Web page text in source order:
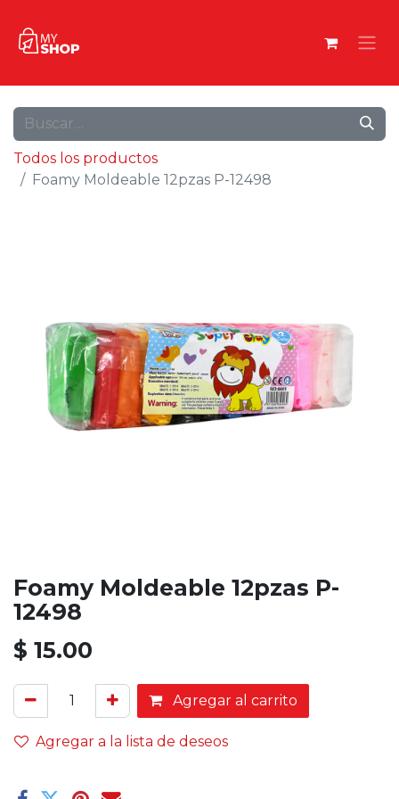
Todos los productos
Foamy Moldeable 12pzas P-12498
Foamy Moldeable 12pzas P-
12498
$ 15.00
Agregar al carrito
Agregar a la lista de deseos